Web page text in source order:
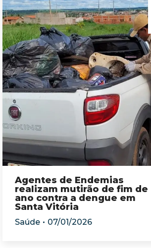
Agentes de Endemias
realizam mutirão de fim de
ano contra a dengue em
Santa Vitória
Saúde 07/01/2026